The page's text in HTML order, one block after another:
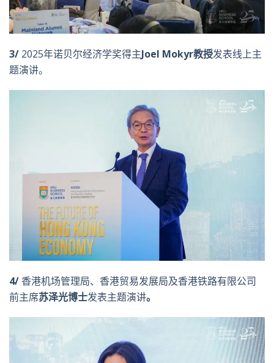
3/ 2025年诺贝尔经济学奖得主Joel Mokyr教授发表线上主
题演讲。
4/ 香港机场管理局、香港贸易发展局及香港铁路有限公司
前主席苏泽光博士发表主题演讲。